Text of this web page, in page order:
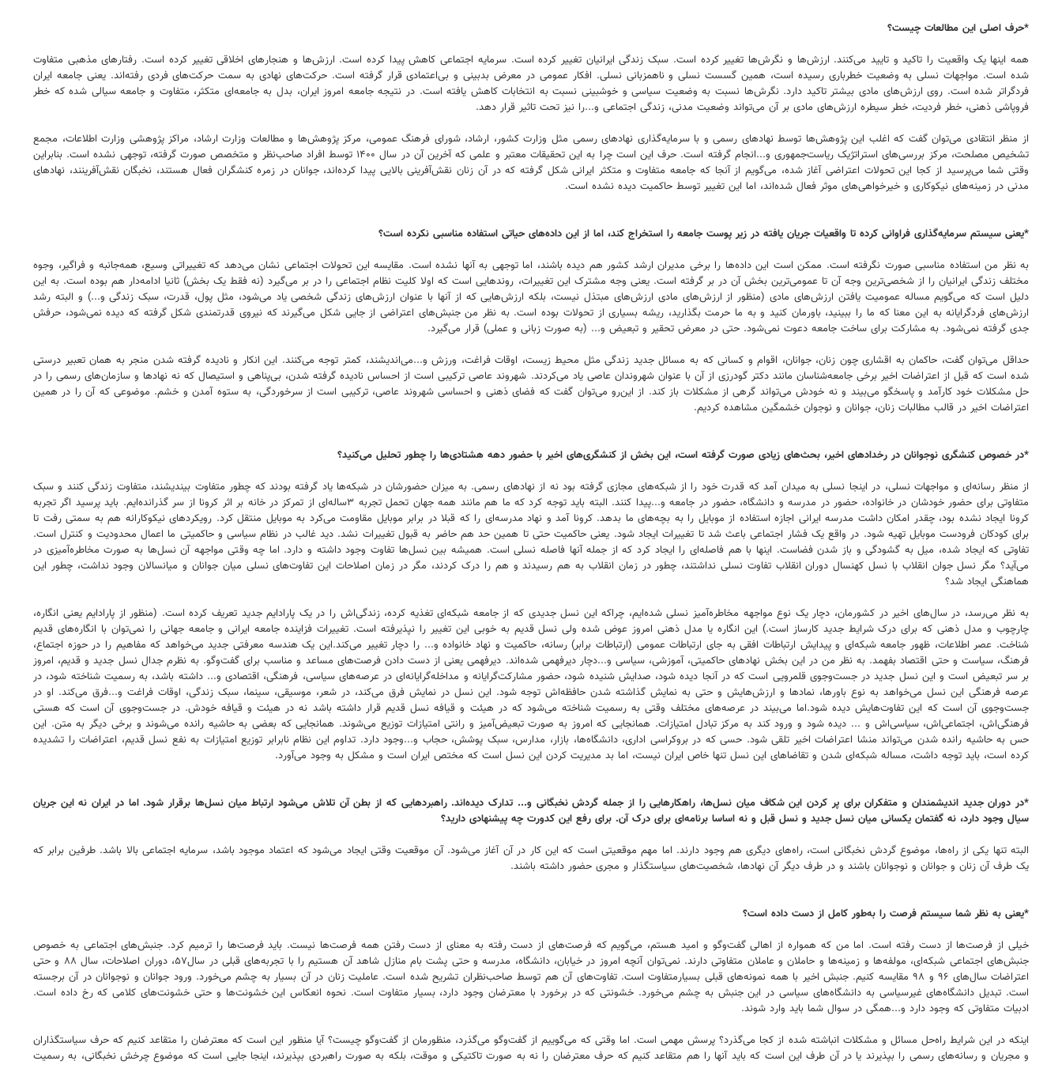
*حرف اصلی این مطالعات چیست؟
همه اینها یک واقعیت را تاکید و تایید می‌کنند. ارزش‌ها و نگرش‌ها تغییر کرده است. سبک زندگی ایرانیان تغییر کرده است. سرمایه اجتماعی کاهش پیدا کرده است. ارزش‌ها و هنجارهای اخلاقی تغییر کرده است. رفتارهای مذهبی متفاوت
شده است. مواجهات نسلی به وضعیت خطرباری رسیده است، همین گسست نسلی و ناهمزبانی نسلی. افکار عمومی در معرض بدبینی و بی‌اعتمادی قرار گرفته است. حرکت‌های نهادی به سمت حرکت‌های فردی رفته‌اند. یعنی جامعه ایران
فردگراتر شده است. روی ارزش‌های مادی بیشتر تاکید دارد. نگرش‌ها نسبت به وضعیت سیاسی و خوشبینی نسبت به انتخابات کاهش یافته است. در نتیجه جامعه امروز ایران، بدل به جامعه‌ای متکثر، متفاوت و جامعه سیالی شده که خطر
فروپاشی ذهنی، خطر فردیت، خطر سیطره ارزش‌های مادی بر آن می‌تواند وضعیت مدنی، زندگی اجتماعی و...را نیز تحت تاثیر قرار دهد.
از منظر انتقادی می‌توان گفت که اغلب این پژوهش‌ها توسط نهادهای رسمی و با سرمایه‌گذاری نهادهای رسمی مثل وزارت کشور، ارشاد، شورای فرهنگ عمومی، مرکز پژوهش‌ها و مطالعات وزارت ارشاد، مراکز پژوهشی وزارت اطلاعات، مجمع
تشخیص مصلحت، مرکز بررسی‌های استراتژیک ریاست‌جمهوری و...انجام گرفته است. حرف این است چرا به این تحقیقات معتبر و علمی که آخرین آن در سال ۱۴۰۰ توسط افراد صاحب‌نظر و متخصص صورت گرفته، توجهی نشده است. بنابراین
وقتی شما می‌پرسید از کجا این تحولات اعتراضی آغاز شده، می‌گویم از آنجا که جامعه متفاوت و متکثر ایرانی شکل گرفته که در آن زنان نقش‌آفرینی بالایی پیدا کرده‌اند، جوانان در زمره کنشگران فعال هستند، نخبگان نقش‌آفرینند، نهادهای
مدنی در زمینه‌های نیکوکاری و خیرخواهی‌های موثر فعال شده‌اند، اما این تغییر توسط حاکمیت دیده نشده است.
*یعنی سیستم سرمایه‌گذاری فراوانی کرده تا واقعیات جریان یافته در زیر پوست جامعه را استخراج کند، اما از این داده‌های حیاتی استفاده مناسبی نکرده است؟
به نظر من استفاده مناسبی صورت نگرفته است. ممکن است این داده‌ها را برخی مدیران ارشد کشور هم دیده باشند، اما توجهی به آنها نشده است. مقایسه این تحولات اجتماعی نشان می‌دهد که تغییراتی وسیع، همه‌جانبه و فراگیر، وجوه
مختلف زندگی ایرانیان را از شخصی‌ترین وجه آن تا عمومی‌ترین بخش آن در بر گرفته است. یعنی وجه مشترک این تغییرات، روندهایی است که اولا کلیت نظام اجتماعی را در بر می‌گیرد (نه فقط یک بخش) ثانیا ادامه‌دار هم بوده است. به این
دلیل است که می‌گویم مساله عمومیت یافتن ارزش‌های مادی (منظور از ارزش‌های مادی ارزش‌های مبتذل نیست، بلکه ارزش‌هایی که از آنها با عنوان ارزش‌های زندگی شخصی یاد می‌شود، مثل پول، قدرت، سبک زندگی و...) و البته رشد
ارزش‌های فردگرایانه به این معنا که ما را ببینید، باورمان کنید و به ما حرمت بگذارید، ریشه بسیاری از تحولات بوده است. به نظر من جنبش‌های اعتراضی از جایی شکل می‌گیرند که نیروی قدرتمندی شکل گرفته که دیده نمی‌شود، حرفش
جدی گرفته نمی‌شود. به مشارکت برای ساخت جامعه دعوت نمی‌شود. حتی در معرض تحقیر و تبعیض و... (به صورت زبانی و عملی) قرار می‌گیرد.
حداقل می‌توان گفت، حاکمان به اقشاری چون زنان، جوانان، اقوام و کسانی که به مسائل جدید زندگی مثل محیط زیست، اوقات فراغت، ورزش و...می‌اندیشند، کمتر توجه می‌کنند. این انکار و نادیده گرفته شدن منجر به همان تعبیر درستی
شده است که قبل از اعتراضات اخیر برخی جامعه‌شناسان مانند دکتر گودرزی از آن با عنوان شهروندان عاصی یاد می‌کردند. شهروند عاصی ترکیبی است از احساس نادیده گرفته شدن، بی‌پناهی و استیصال که نه نهادها و سازمان‌های رسمی را در
حل مشکلات خود کارآمد و پاسخگو می‌بیند و نه خودش می‌تواند گرهی از مشکلات باز کند. از این‌رو می‌توان گفت که فضای ذهنی و احساسی شهروند عاصی، ترکیبی است از سرخوردگی، به ستوه آمدن و خشم. موضوعی که آن را در همین
اعتراضات اخیر در قالب مطالبات زنان، جوانان و نوجوان خشمگین مشاهده کردیم.
*در خصوص کنشگری نوجوانان در رخدادهای اخیر، بحث‌های زیادی صورت گرفته است، این بخش از کنشگری‌های اخیر با حضور دهه هشتادی‌ها را چطور تحلیل می‌کنید؟
از منظر رسانه‌ای و مواجهات نسلی، در اینجا نسلی به میدان آمد که قدرت خود را از شبکه‌های مجازی گرفته بود نه از نهادهای رسمی. به میزان حضورشان در شبکه‌ها یاد گرفته بودند که چطور متفاوت بیندیشند، متفاوت زندگی کنند و سبک
متفاوتی برای حضور خودشان در خانواده، حضور در مدرسه و دانشگاه، حضور در جامعه و...پیدا کنند. البته باید توجه کرد که ما هم مانند همه جهان تحمل تجربه ۳ساله‌ای از تمرکز در خانه بر اثر کرونا از سر گذرانده‌ایم. باید پرسید اگر تجربه
کرونا ایجاد نشده بود، چقدر امکان داشت مدرسه ایرانی اجازه استفاده از موبایل را به بچه‌های ما بدهد. کرونا آمد و نهاد مدرسه‌ای را که قبلا در برابر موبایل مقاومت می‌کرد به موبایل منتقل کرد. رویکردهای نیکوکارانه هم به سمتی رفت تا
برای کودکان فرودست موبایل تهیه شود. در واقع یک فشار اجتماعی باعث شد تا تغییرات ایجاد شود. یعنی حاکمیت حتی تا همین حد هم حاضر به قبول تغییرات نشد. دید غالب در نظام سیاسی و حاکمیتی ما اعمال محدودیت و کنترل است.
تفاوتی که ایجاد شده، میل به گشودگی و باز شدن فضاست. اینها با هم فاصله‌ای را ایجاد کرد که از جمله آنها فاصله نسلی است. همیشه بین نسل‌ها تفاوت وجود داشته و دارد. اما چه وقتی مواجهه آن نسل‌ها به صورت مخاطره‌آمیزی در
می‌آید؟ مگر نسل جوان انقلاب با نسل کهنسال دوران انقلاب تفاوت نسلی نداشتند، چطور در زمان انقلاب به هم رسیدند و هم را درک کردند، مگر در زمان اصلاحات این تفاوت‌های نسلی میان جوانان و میانسالان وجود نداشت، چطور این
هماهنگی ایجاد شد؟
به نظر می‌رسد، در سال‌های اخیر در کشورمان، دچار یک نوع مواجهه مخاطره‌آمیز نسلی شده‌ایم، چراکه این نسل جدیدی که از جامعه شبکه‌ای تغذیه کرده، زندگی‌اش را در یک پارادایم جدید تعریف کرده است. (منظور از پارادایم یعنی انگاره،
چارچوب و مدل ذهنی که برای درک شرایط جدید کارساز است.) این انگاره یا مدل ذهنی امروز عوض شده ولی نسل قدیم به خوبی این تغییر را نپذیرفته است. تغییرات فزاینده جامعه ایرانی و جامعه جهانی را نمی‌توان با انگاره‌های قدیم
شناخت. عصر اطلاعات، ظهور جامعه شبکه‌ای و پیدایش ارتباطات افقی به جای ارتباطات عمومی (ارتباطات برابر) رسانه، حاکمیت و نهاد خانواده و... را دچار تغییر می‌کند.این یک هندسه معرفتی جدید می‌خواهد که مفاهیم را در حوزه اجتماع،
فرهنگ، سیاست و حتی اقتصاد بفهمد. به نظر من در این بخش نهادهای حاکمیتی، آموزشی، سیاسی و...دچار دیرفهمی شده‌اند. دیرفهمی یعنی از دست دادن فرصت‌های مساعد و مناسب برای گفت‌وگو. به نظرم جدال نسل جدید و قدیم، امروز
بر سر تبعیض است و این نسل جدید در جست‌وجوی قلمرویی است که در آنجا دیده شود، صدایش شنیده شود، حضور مشارکت‌گرایانه و مداخله‌گرایانه‌ای در عرصه‌های سیاسی، فرهنگی، اقتصادی و... داشته باشد، به رسمیت شناخته شود، در
عرصه فرهنگی این نسل می‌خواهد به نوع باورها، نمادها و ارزش‌هایش و حتی به نمایش گذاشته شدن حافظه‌اش توجه شود. این نسل در نمایش فرق می‌کند، در شعر، موسیقی، سینما، سبک زندگی، اوقات فراغت و...فرق می‌کند. او در
جست‌وجوی آن است که این تفاوت‌هایش دیده شود.اما می‌بیند در عرصه‌های مختلف وقتی به رسمیت شناخته می‌شود که در هیئت و قیافه نسل قدیم قرار داشته باشد نه در هیئت و قیافه خودش. در جست‌وجوی آن است که هستی
فرهنگی‌اش، اجتماعی‌اش، سیاسی‌اش و ... دیده شود و ورود کند به مرکز تبادل امتیازات. همانجایی که امروز به صورت تبعیض‌آمیز و رانتی امتیازات توزیع می‌شوند. همانجایی که بعضی به حاشیه رانده می‌شوند و برخی دیگر به متن. این
حس به حاشیه رانده شدن می‌تواند منشا اعتراضات اخیر تلقی شود. حسی که در بروکراسی اداری، دانشگاه‌ها، بازار، مدارس، سبک پوشش، حجاب و...وجود دارد. تداوم این نظام نابرابر توزیع امتیازات به نفع نسل قدیم، اعتراضات را تشدیده
کرده است، باید توجه داشت، مساله شبکه‌ای شدن و تقاضاهای این نسل تنها خاص ایران نیست، اما بد مدیریت کردن این نسل است که مختص ایران است و مشکل به وجود می‌آورد.
*در دوران جدید اندیشمندان و متفکران برای پر کردن این شکاف میان نسل‌ها، راهکارهایی را از جمله گردش نخبگانی و... تدارک دیده‌اند. راهبردهایی که از بطن آن تلاش می‌شود ارتباط میان نسل‌ها برقرار شود. اما در ایران نه این جریان
سیال وجود دارد، نه گفتمان یکسانی میان نسل جدید و نسل قبل و نه اساسا برنامه‌ای برای درک آن. برای رفع این کدورت چه پیشنهادی دارید؟
البته تنها یکی از راه‌ها، موضوع گردش نخبگانی است، راه‌های دیگری هم وجود دارند. اما مهم موقعیتی است که این کار در آن آغاز می‌شود. آن موقعیت وقتی ایجاد می‌شود که اعتماد موجود باشد، سرمایه اجتماعی بالا باشد. طرفین برابر که
یک طرف آن زنان و جوانان و نوجوانان باشند و در طرف دیگر آن نهادها، شخصیت‌های سیاستگذار و مجری حضور داشته باشند.
*یعنی به نظر شما سیستم فرصت را به‌طور کامل از دست داده است؟
خیلی از فرصت‌ها از دست رفته است. اما من که همواره از اهالی گفت‌وگو و امید هستم، می‌گویم که فرصت‌های از دست رفته به معنای از دست رفتن همه فرصت‌ها نیست. باید فرصت‌ها را ترمیم کرد. جنبش‌های اجتماعی به خصوص
جنبش‌های اجتماعی شبکه‌ای، مولفه‌ها و زمینه‌ها و حاملان و عاملان متفاوتی دارند. نمی‌توان آنچه امروز در خیابان، دانشگاه، مدرسه و حتی پشت بام منازل شاهد آن هستیم را با تجربه‌های قبلی در سال۵۷، دوران اصلاحات، سال ۸۸ و حتی
اعتراضات سال‌های ۹۶ و ۹۸ مقایسه کنیم. جنبش اخیر با همه نمونه‌های قبلی بسیارمتفاوت است. تفاوت‌های آن هم توسط صاحب‌نظران تشریح شده است. عاملیت زنان در آن بسیار به چشم می‌خورد. ورود جوانان و نوجوانان در آن برجسته
است. تبدیل دانشگاه‌های غیرسیاسی به دانشگاه‌های سیاسی در این جنبش به چشم می‌خورد. خشونتی که در برخورد با معترضان وجود دارد، بسیار متفاوت است. نحوه انعکاس این خشونت‌ها و حتی خشونت‌های کلامی که رخ داده است.
ادبیات متفاوتی که وجود دارد و...همگی در سوال شما باید وارد شوند.
اینکه در این شرایط راه‌حل مسائل و مشکلات انباشته شده از کجا می‌گذرد؟ پرسش مهمی است. اما وقتی که می‌گوییم از گفت‌وگو می‌گذرد، منظورمان از گفت‌وگو چیست؟ آیا منظور این است که معترضان را متقاعد کنیم که حرف سیاستگذاران
و مجریان و رسانه‌های رسمی را بپذیرند یا در آن طرف این است که باید آنها را هم متقاعد کنیم که حرف معترضان را نه به صورت تاکتیکی و موقت، بلکه به صورت راهبردی بپذیرند، اینجا جایی است که موضوع چرخش نخبگانی، به رسمیت